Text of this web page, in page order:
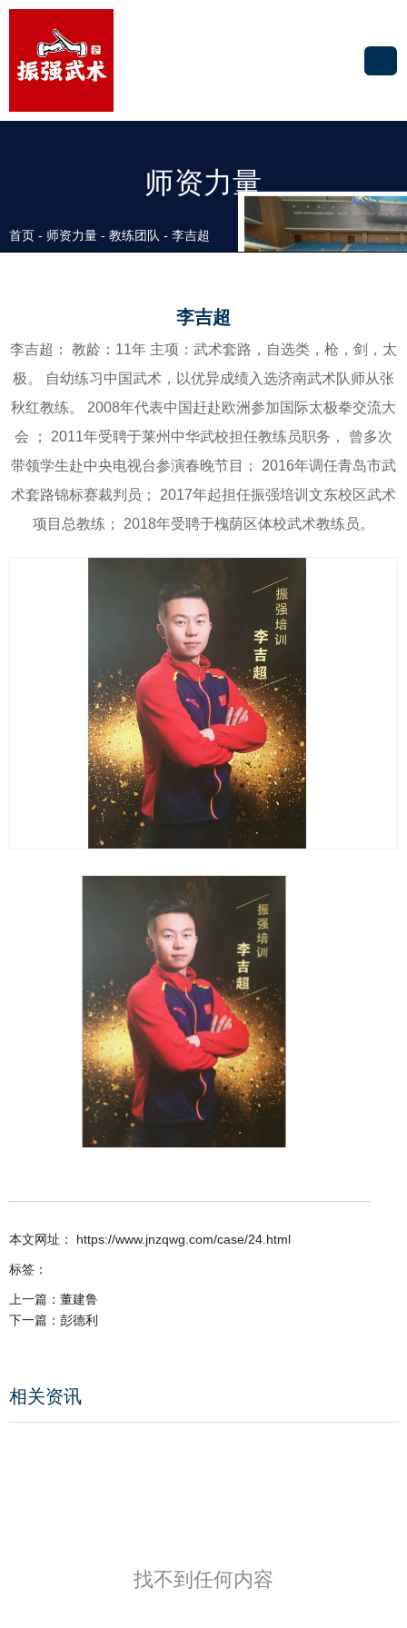
师资力量
首页 - 师资力量 - 教练团队 - 李吉超
李吉超
李吉超： 教龄：11年 主项：武术套路，自选类，枪，剑，太
极。 自幼练习中国武术，以优异成绩入选济南武术队师从张
秋红教练。 2008年代表中国赶赴欧洲参加国际太极拳交流大
会 ； 2011年受聘于莱州中华武校担任教练员职务， 曾多次
带领学生赴中央电视台参演春晚节目； 2016年调任青岛市武
术套路锦标赛裁判员； 2017年起担任振强培训文东校区武术
项目总教练； 2018年受聘于槐荫区体校武术教练员。
本文网址： https://www.jnzqwg.com/case/24.html
标签：
上一篇： 董建鲁
下一篇： 彭德利
相关资讯
找不到任何内容